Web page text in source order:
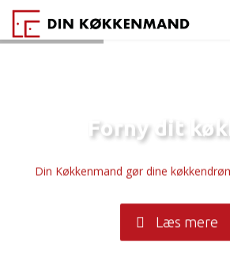
Forny dit
Din Køkkenmand gør dine
Læs mere